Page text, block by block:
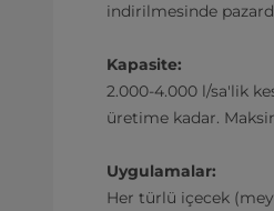
indirilmesinde
Kapasite:
2.000-4.000 l/sa'lik
üretime kadar.
Uygulamalar:
Her türlü içecek